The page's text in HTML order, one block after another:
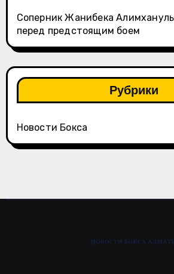
Соперник Жанибека
перед предстоящим боем
Рубрики
Новости Бокса